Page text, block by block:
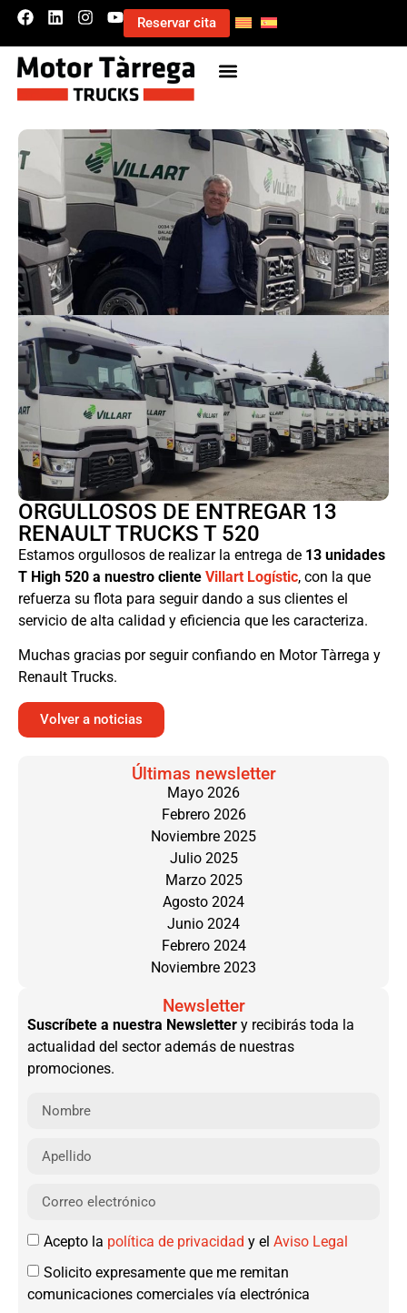
Reservar cita
ORGULLOSOS DE ENTREGAR 13
RENAULT TRUCKS T 520
Estamos orgullosos de realizar la entrega de 13 unidades
T High 520 a nuestro cliente Villart Logístic, con la que
refuerza su flota para seguir dando a sus clientes el
servicio de alta calidad y eficiencia que les caracteriza.
Muchas gracias por seguir confiando en Motor Tàrrega y
Renault Trucks.
Volver a noticias
Últimas newsletter
Mayo 2026
Febrero 2026
Noviembre 2025
Julio 2025
Marzo 2025
Agosto 2024
Junio 2024
Febrero 2024
Noviembre 2023
Newsletter
Suscríbete a nuestra Newsletter y recibirás toda la
actualidad del sector además de nuestras
promociones.
Acepto la política de privacidad y el Aviso Legal
Solicito expresamente que me remitan
comunicaciones comerciales vía electrónica